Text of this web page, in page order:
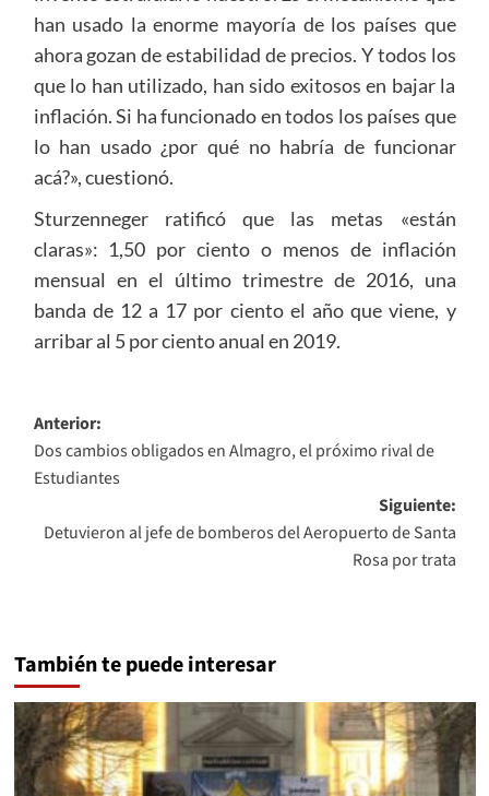
han usado la enorme mayoría de los países que
ahora gozan de estabilidad de precios. Y todos los
que lo han utilizado, han sido exitosos en bajar la
inflación. Si ha funcionado en todos los países que
lo han usado ¿por qué no habría de funcionar
acá?», cuestionó.
Sturzenneger ratificó que las metas «están
claras»: 1,50 por ciento o menos de inflación
mensual en el último trimestre de 2016, una
banda de 12 a 17 por ciento el año que viene, y
arribar al 5 por ciento anual en 2019.
Navegación
de
entradas
Anterior:
Dos cambios obligados en Almagro, el próximo rival de
Estudiantes
Siguiente:
Detuvieron al jefe de bomberos del Aeropuerto de Santa
Rosa por trata
También te puede interesar